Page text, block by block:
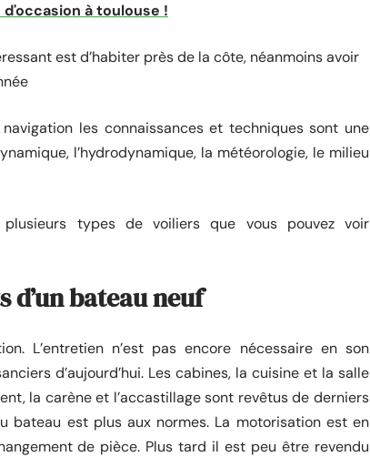
à toulouse !
est d’habiter près de la côte, néanmoins avoir
les connaissances et techniques sont une
l’hydrodynamique, la météorologie, le milieu
types de voiliers que vous pouvez voir
d’un bateau neuf
L’entretien n’est pas encore nécessaire en son
d’aujourd’hui. Les cabines, la cuisine et la salle
la carène et l’accastillage sont revêtus de derniers
bateau est plus aux normes. La motorisation est en
de pièce. Plus tard il est peu être revendu